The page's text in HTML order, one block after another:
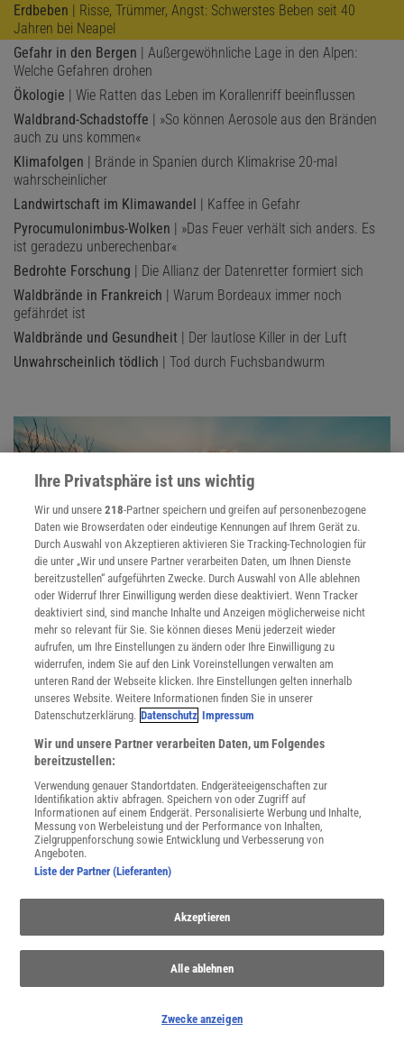
Erdbeben | Risse, Trümmer, Angst: Schwerstes Beben seit 40
Jahren bei Neapel
Gefahr in den Bergen | Außergewöhnliche Lage in den Alpen:
Welche Gefahren drohen
Ökologie | Wie Ratten das Leben im Korallenriff beeinflussen
Waldbrand-Schadstoffe | »So können Aerosole aus den Bränden
auch zu uns kommen«
Klimafolgen | Brände in Spanien durch Klimakrise 20-mal
wahrscheinlicher
Landwirtschaft im Klimawandel | Kaffee in Gefahr
Pyrocumulonimbus-Wolken | »Das Feuer verhält sich anders. Es
ist geradezu unberechenbar«
Bedrohte Forschung | Die Allianz der Datenretter formiert sich
Waldbrände in Frankreich | Warum Bordeaux immer noch
gefährdet ist
Waldbrände und Gesundheit | Der lautlose Killer in der Luft
Unwahrscheinlich tödlich | Tod durch Fuchsbandwurm
ATMOSPHÄRISCHE ZIRKULATION
Die unterschätzte Ursache der europäischen
Dürre
Seit den 1980er-Jahren werden Europas Sommer immer
trockener. Verantwortlich für ausgedorrte Böden sind nicht nur
höhere Temperaturen, sondern auch veränderte Wettermuster.
Ihre Privatsphäre ist uns wichtig
Wir und unsere218-Partner speichern und greifen auf personenbezogene
Daten wie Browserdaten oder eindeutige Kennungen auf Ihrem Gerät zu.
Durch Auswahl von Akzeptieren aktivieren Sie Tracking-Technologien für
die unter „Wir und unsere Partner verarbeiten Daten, um Ihnen Dienste
bereitzustellen“ aufgeführten Zwecke. Durch Auswahl von Alle ablehnen
oder Widerruf Ihrer Einwilligung werden diese deaktiviert. Wenn Tracker
deaktiviert sind, sind manche Inhalte und Anzeigen möglicherweise nicht
mehr so relevant für Sie. Sie können dieses Menü jederzeit wieder
aufrufen, um Ihre Einstellungen zu ändern oder Ihre Einwilligung zu
widerrufen, indem Sie auf den Link Voreinstellungen verwalten am
unteren Rand der Webseite klicken. Ihre Einstellungen gelten innerhalb
unseres Website. Weitere Informationen finden Sie in unserer
Datenschutzerklärung. Datenschutz Impressum
Wir und unsere Partner verarbeiten Daten, um Folgendes
bereitzustellen:
Verwendung genauer Standortdaten. Endgeräteeigenschaften zur
Identifikation aktiv abfragen. Speichern von oder Zugriff auf
Informationen auf einem Endgerät. Personalisierte Werbung und Inhalte,
Messung von Werbeleistung und der Performance von Inhalten,
Zielgruppenforschung sowie Entwicklung und Verbesserung von
Angeboten.
Liste der Partner (Lieferanten)
Akzeptieren
Alle ablehnen
Zwecke anzeigen